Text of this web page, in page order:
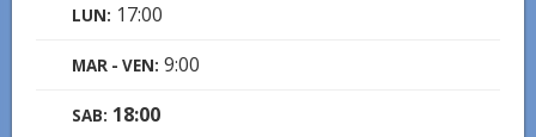
LUN: 17:00
MAR - VEN: 9:00
SAB: 18:00